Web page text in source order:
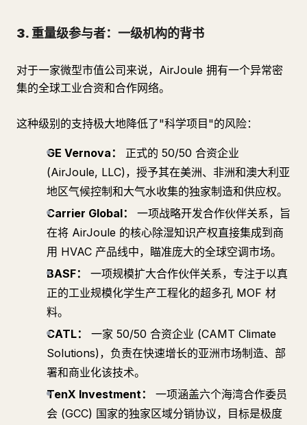
3. 重量级参与者：一级机构的背书
对于一家微型市值公司来说，AirJoule 拥有一个异常密
集的全球工业合资和合作网络。
这种级别的支持极大地降低了"科学项目"的风险：
GE Vernova：
正式的 50/50 合资企业
(AirJoule, LLC)，授予其在美洲、非洲和澳大利亚
地区气候控制和大气水收集的独家制造和供应权。
Carrier Global：
一项战略开发合作伙伴关系，旨
在将 AirJoule 的核心除湿知识产权直接集成到商
用 HVAC 产品线中，瞄准庞大的全球空调市场。
BASF：
一项规模扩大合作伙伴关系，专注于以真
正的工业规模化学生产工程化的超多孔 MOF 材
料。
CATL：
一家 50/50 合资企业 (CAMT Climate
Solutions)，负责在快速增长的亚洲市场制造、部
署和商业化该技术。
TenX Investment：
一项涵盖六个海湾合作委员
会 (GCC) 国家的独家区域分销协议，目标是极度